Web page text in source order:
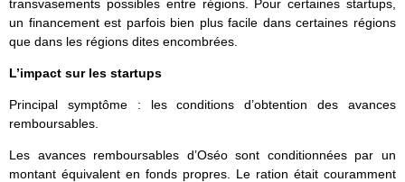
transvasements possibles entre régions. Pour certaines startups,
un financement est parfois bien plus facile dans certaines régions
que dans les régions dites encombrées.
L’impact sur les startups
Principal symptôme : les conditions d’obtention des avances
remboursables.
Les avances remboursables d’Oséo sont conditionnées par un
montant équivalent en fonds propres. Le ration était couramment